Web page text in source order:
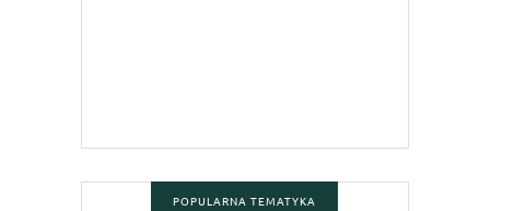
POPULARNA TEMATYKA